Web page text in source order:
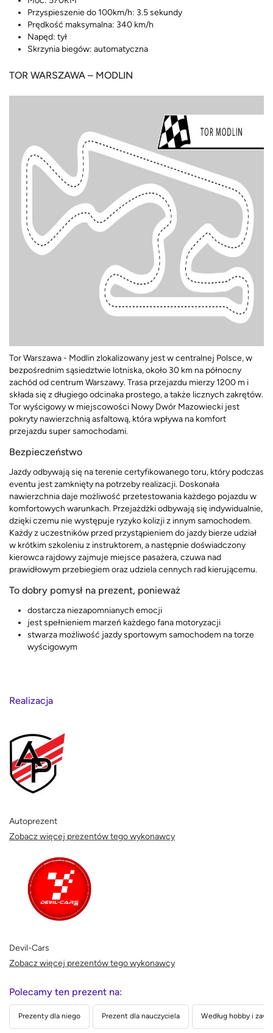
Przyspieszenie do 100km/h: 3.5 sekundy
Prędkość maksymalna: 340 km/h
Napęd: tył
Skrzynia biegów: automatyczna
TOR WARSZAWA – MODLIN
Tor Warszawa - Modlin zlokalizowany jest w centralnej Polsce, w
bezpośrednim sąsiedztwie lotniska, około 30 km na północny
zachód od centrum Warszawy. Trasa przejazdu mierzy 1200 m i
składa się z długiego odcinaka prostego, a także licznych zakrętów.
Tor wyścigowy w miejscowości Nowy Dwór Mazowiecki jest
pokryty nawierzchnią asfaltową, która wpływa na komfort
przejazdu super samochodami.
Bezpieczeństwo
Jazdy odbywają się na terenie certyfikowanego toru, który podczas
eventu jest zamknięty na potrzeby realizacji. Doskonała
nawierzchnia daje możliwość przetestowania każdego pojazdu w
komfortowych warunkach. Przejażdżki odbywają się indywidualnie,
dzięki czemu nie występuje ryzyko kolizji z innym samochodem.
Każdy z uczestników przed przystąpieniem do jazdy bierze udział
w krótkim szkoleniu z instruktorem, a następnie doświadczony
kierowca rajdowy zajmuje miejsce pasażera, czuwa nad
prawidłowym przebiegiem oraz udziela cennych rad kierującemu.
To dobry pomysł na prezent, ponieważ
dostarcza niezapomnianych emocji
jest spełnieniem marzeń każdego fana motoryzacji
stwarza możliwość jazdy sportowym samochodem na torze
wyścigowym
Realizacja
Autoprezent
Zobacz więcej prezentów tego wykonawcy
Devil-Cars
Zobacz więcej prezentów tego wykonawcy
Polecamy ten prezent na:
Prezenty dla niego Prezent dla nauczyciela Według hobby i